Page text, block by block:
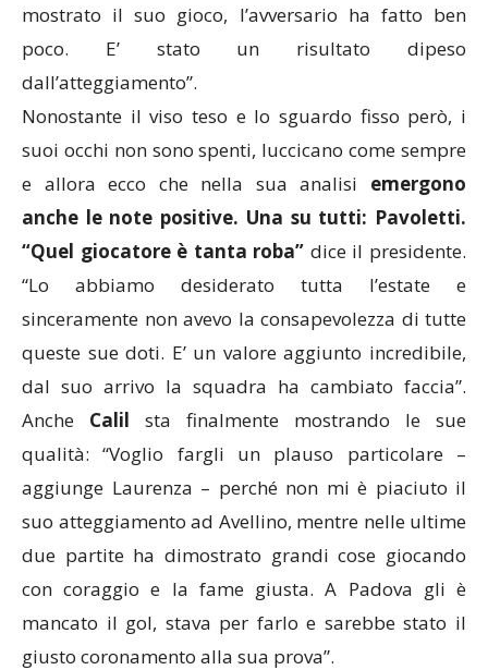
mostrato il suo gioco, l’avversario ha fatto ben
poco. E’ stato un risultato dipeso
dall’atteggiamento”.
Nonostante il viso teso e lo sguardo fisso però, i
suoi occhi non sono spenti, luccicano come sempre
e allora ecco che nella sua analisi emergono
anche le note positive. Una su tutti: Pavoletti.
“Quel giocatore è tanta roba” dice il presidente.
“Lo abbiamo desiderato tutta l’estate e
sinceramente non avevo la consapevolezza di tutte
queste sue doti. E’ un valore aggiunto incredibile,
dal suo arrivo la squadra ha cambiato faccia”.
Anche Calil sta finalmente mostrando le sue
qualità: “Voglio fargli un plauso particolare –
aggiunge Laurenza – perché non mi è piaciuto il
suo atteggiamento ad Avellino, mentre nelle ultime
due partite ha dimostrato grandi cose giocando
con coraggio e la fame giusta. A Padova gli è
mancato il gol, stava per farlo e sarebbe stato il
giusto coronamento alla sua prova”.